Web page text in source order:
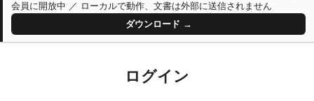
会員に開放中 ／ ローカルで動作、文書は外部に送信されません
ダウンロード →
ログイン